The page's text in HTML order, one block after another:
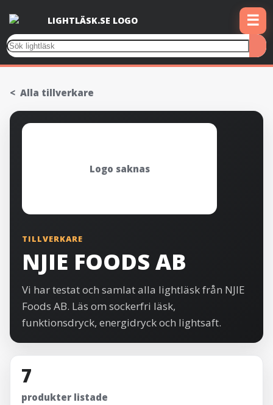
☰
Alla tillverkare
Logo saknas
TILLVERKARE
NJIE FOODS AB
Vi har testat och samlat alla lightläsk från NJIE
Foods AB. Läs om sockerfri läsk,
funktionsdryck, energidryck och lightsaft.
7
produkter listade